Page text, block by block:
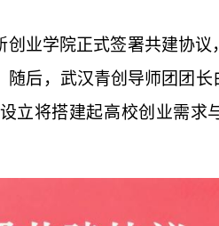
创业学院正式签署共建协
后，武汉青创导师团团长
立将搭建起高校创业需求